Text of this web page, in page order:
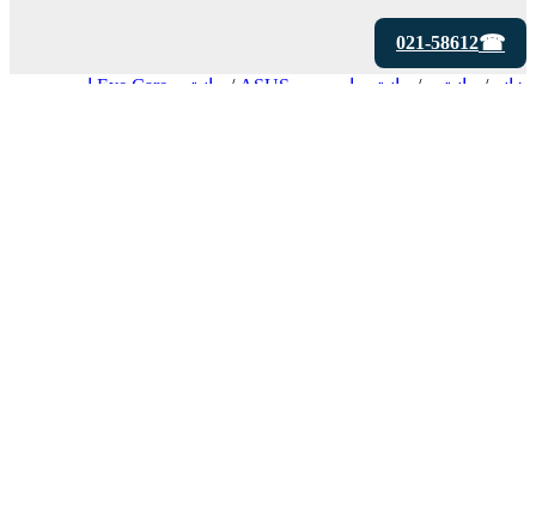
021-58612
خانه/ مانیتور/ مانیتور ایسوس ASUS / مانیتور Eye Care ایسوس